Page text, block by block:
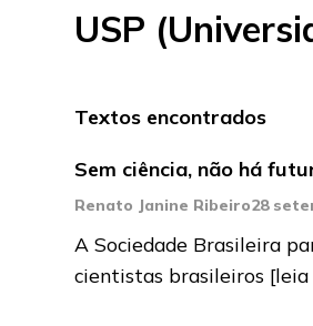
USP
Textos encontrados
Sem ciência, não há
Renato Janine Ribeiro28
A Sociedade Brasileira
cientistas brasileiros